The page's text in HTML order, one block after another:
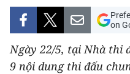
VĂN HÓA
XÃ HỘI
on
Ngày 22/5, tại Nhà thi
9 nội dung thi đấu